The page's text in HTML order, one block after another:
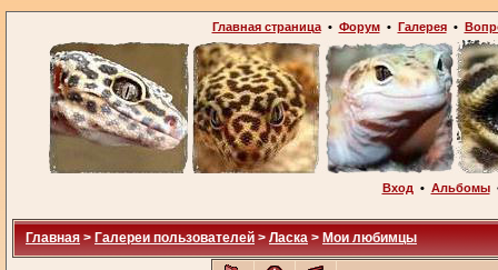
Главная страница• Форум• Галерея•
Вход • Альбомы
Главная > Галереи пользователей > Ласка > Мои любимцы